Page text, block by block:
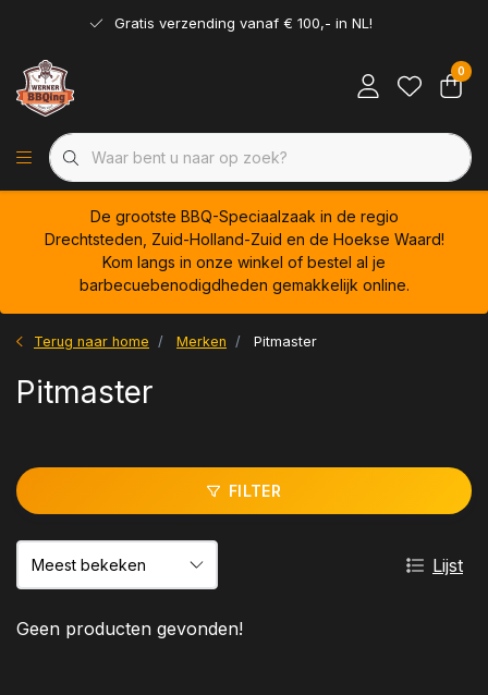
Gratis verzending vanaf € 100,- in NL!
0
De grootste BBQ-Speciaalzaak in de regio
Drechtsteden, Zuid-Holland-Zuid en de Hoekse Waard!
Kom langs in onze winkel of bestel al je
barbecuebenodigdheden gemakkelijk online.
Terug naar home Merken Pitmaster
Pitmaster
FILTER
Lijst
Geen producten gevonden!